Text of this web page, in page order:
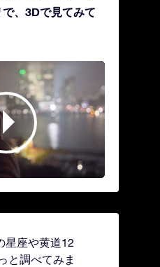
、3Dで見てみて
星座や黄道12
と調べてみま